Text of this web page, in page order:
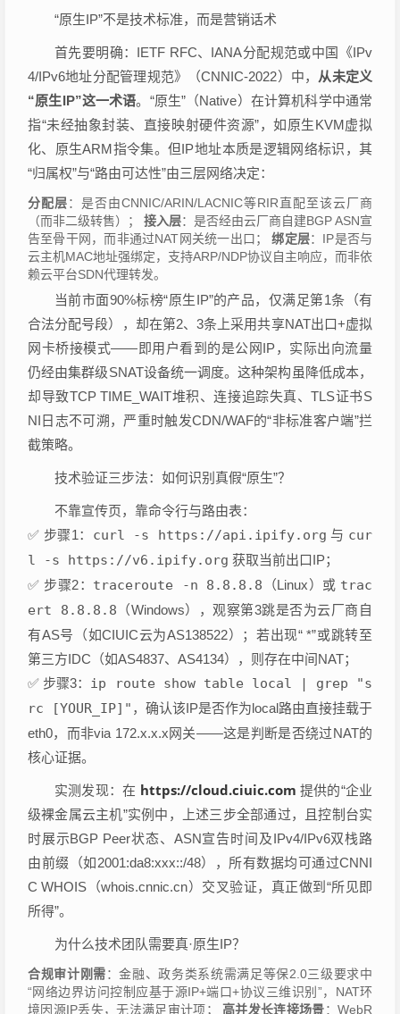
“原生IP”不是技术标准，而是营销话术
首先要明确：IETF RFC、IANA分配规范或中国《IPv
4/IPv6地址分配管理规范》（CNNIC-2022）中， 从未定义
“原生IP”这一术语。“原生”（Native）在计算机科学中通常
指“未经抽象封装、直接映射硬件资源”，如原生KVM虚拟
化、原生ARM指令集。但IP地址本质是逻辑网络标识，其
“归属权”与“路由可达性”由三层网络决定：
分配层：是否由CNNIC/ARIN/LACNIC等RIR直配至该云厂商
（而非二级转售）； 接入层：是否经由云厂商自建BGP ASN宣
告至骨干网，而非通过NAT网关统一出口；绑定层：IP是否与
云主机MAC地址强绑定，支持ARP/NDP协议自主响应，而非依
赖云平台SDN代理转发。
当前市面90%标榜“原生IP”的产品，仅满足第1条（有
合法分配号段），却在第2、3条上采用共享NAT出口+虚拟
网卡桥接模式——即用户看到的是公网IP，实际出向流量
仍经由集群级SNAT设备统一调度。这种架构虽降低成本，
却导致TCP TIME_WAIT堆积、连接追踪失真、TLS证书S
NI日志不可溯，严重时触发CDN/WAF的“非标准客户端”拦
截策略。
技术验证三步法：如何识别真假“原生”？
不靠宣传页，靠命令行与路由表：
✅ 步骤1： curl -s https://api.ipify.org 与 cur
l -s https://v6.ipify.org 获取当前出口IP；
✅ 步骤2： traceroute -n 8.8.8.8 （Linux）或 trac
ert 8.8.8.8 （Windows），观察第3跳是否为云厂商自
有AS号（如CIUIC云为AS138522）；若出现“ *”或跳转至
第三方IDC（如AS4837、AS4134），则存在中间NAT；
✅ 步骤3： ip route show table local | grep "s
rc [YOUR_IP]" ，确认该IP是否作为local路由直接挂载于
eth0，而非via 172.x.x.x网关——这是判断是否绕过NAT的
核心证据。
实测发现：在 https://cloud.ciuic.com 提供的“企业
级裸金属云主机”实例中，上述三步全部通过，且控制台实
时展示BGP Peer状态、ASN宣告时间及IPv4/IPv6双栈路
由前缀（如2001:da8:xxx::/48），所有数据均可通过CNNI
C WHOIS（whois.cnnic.cn）交叉验证，真正做到“所见即
所得”。
为什么技术团队需要真·原生IP？
合规审计刚需：金融、政务类系统需满足等保2.0三级要求中
“网络边界访问控制应基于源IP+端口+协议三维识别”，NAT环
境因源IP丢失，无法满足审计项； 高并发长连接场景：WebR